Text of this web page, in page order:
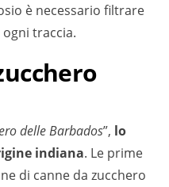
è necessario filtrare
traccia.
delle Barbados”, lo
indiana. Le prime
di canne da zucchero